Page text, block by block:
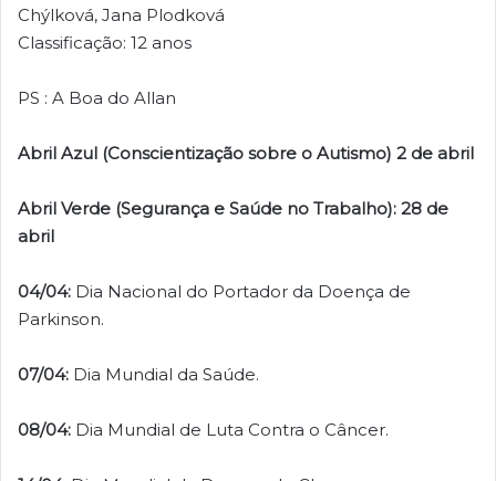
Chýlková, Jana Plodková
Classificação: 12 anos
PS : A Boa do Allan
Abril Azul (Conscientização sobre o Autismo) 2 de abril
Abril Verde (Segurança e Saúde no Trabalho): 28 de
abril
04/04: Dia Nacional do Portador da Doença de
Parkinson.
07/04: Dia Mundial da Saúde.
08/04: Dia Mundial de Luta Contra o Câncer.